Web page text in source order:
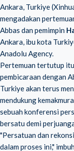
Ankara, Turkiye
mengadakan
Abbas dan pemimpin
Ankara, ibu kota
Anadolu Agency.
Pertemuan tertutup
pembicaraan dengan
Turkiye akan terus
mendukung
sebuah konferensi
bersatu demi
"Persatuan dan
dalam proses ini,"